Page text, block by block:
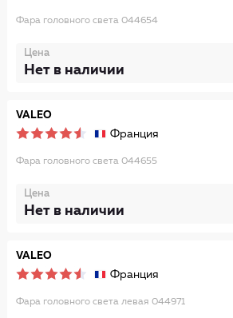
Фара головного света 044654
Цена
Нет в наличии
VALEO
Франция
Фара головного света 044655
Цена
Нет в наличии
VALEO
Франция
Фара головного света левая 044971